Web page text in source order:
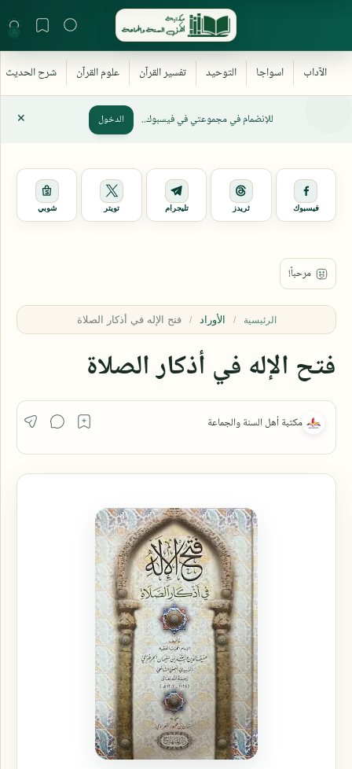
للإنضمام في مجموعتي في فيسبوك.. الدخول
فيسبوك ثريدز تليجرام تويتر شوبي
الرئيسية الأوراد
فتح الإله في أذكار الصلاة